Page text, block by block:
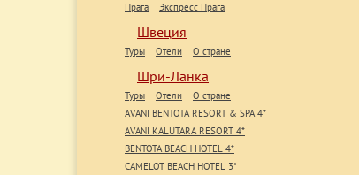
Прага
Экспресс Прага
Швеция
Туры Отели О стране
Шри-Ланка
Туры Отели
О стране
AVANI BENTOTA RESORT & SPA 4*
AVANI KALUTARA RESORT 4*
BENTOTA BEACH HOTEL 4*
CAMELOT BEACH HOTEL 3*